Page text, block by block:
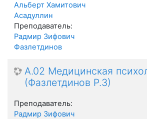
Альберт Хамитович
Асадуллин
Преподаватель:
Радмир Зифович
Фазлетдинов
А.02 Медицинская
(Фазлетдинов Р.З)
Преподаватель:
Радмир Зифович